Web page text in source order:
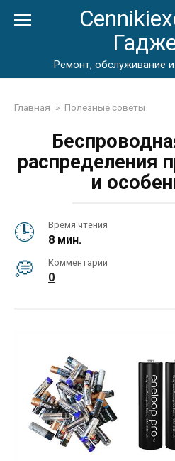
Ремонт, обслуживание
Главная » Полезные советы
распределения
и
Время чтения
8 мин.
Комментарии
0